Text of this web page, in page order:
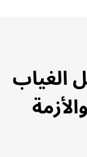
الغياب